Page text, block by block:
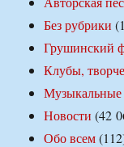
Без рубрики
Грушинский
Клубы,
Новости (42
Обо всем